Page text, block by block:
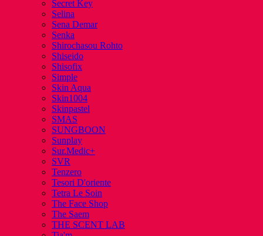
Secret Key
Selina
Sena Demar
Senka
Shirochasou Rohto
Shiseido
Shisofix
Simple
Skin Aqua
Skin1004
Skinpastel
SMAS
SUNGBOON
Sunplay
Sur.Medic+
SVR
Tenzero
Tesori D'oriente
Tetra Le Soin
The Face Shop
The Saem
THE SCENT LAB